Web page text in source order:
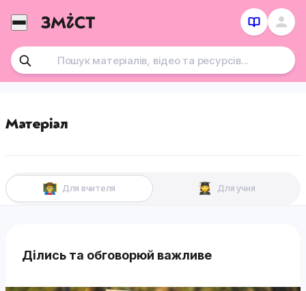
Перейти
до
Матеріал
Для вчителя Для учня
Ділись та обговорюй важливе